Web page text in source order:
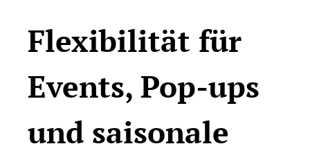
Flexibilität für
Events, Pop-ups
und saisonale